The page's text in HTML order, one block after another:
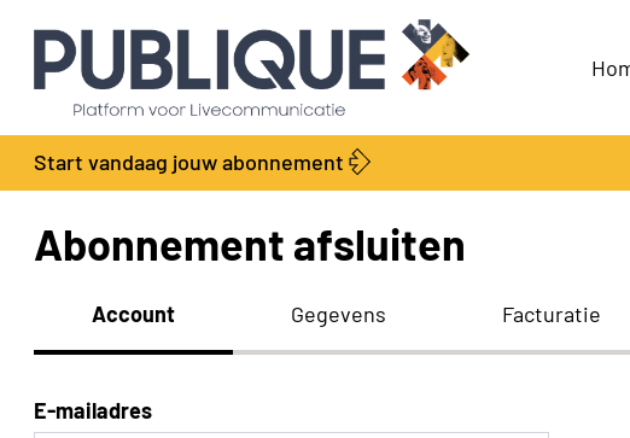
Start vandaag jouw abonnement
Abonnement afsluiten
Account Gegevens Facturatie
E-mailadres